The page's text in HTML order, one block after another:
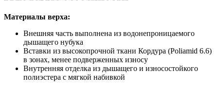
Материалы верха:
Внешняя часть выполнена из водонепроницаемого
дышащего нубука
Вставки из высокопрочной ткани Кордура (Poliamid 6.6)
в зонах, менее подверженных износу
Внутренняя отделка из дышащего и износостойкого
полиэстера с мягкой набивкой